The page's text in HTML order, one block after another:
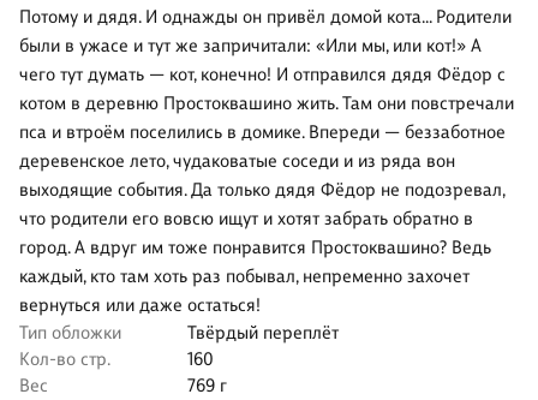
Потому и дядя. И однажды он привёл домой кота… Родители
были в ужасе и тут же запричитали: «Или мы, или кот!» А
чего тут думать — кот, конечно! И отправился дядя Фёдор с
котом в деревню Простоквашино жить. Там они повстречали
пса и втроём поселились в домике. Впереди — беззаботное
деревенское лето, чудаковатые соседи и из ряда вон
выходящие события. Да только дядя Фёдор не подозревал,
что родители его вовсю ищут и хотят забрать обратно в
город. А вдруг им тоже понравится Простоквашино? Ведь
каждый, кто там хоть раз побывал, непременно захочет
вернуться или даже остаться!
Тип обложки
Твёрдый переплёт
Кол-во стр.
160
Вес
769 г